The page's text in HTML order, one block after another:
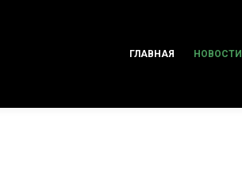
ГЛАВНАЯ НОВОСТИ